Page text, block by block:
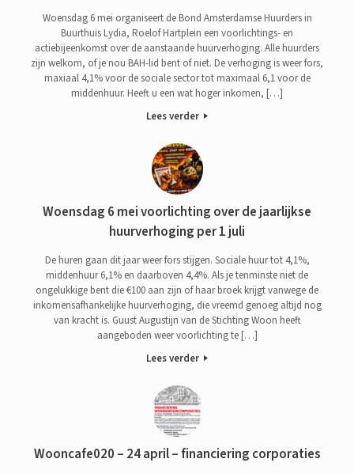
Woensdag 6 mei organiseert de Bond Amsterdamse Huurders in
Buurthuis Lydia, Roelof Hartplein een voorlichtings- en
actiebijeenkomst over de aanstaande huurverhoging. Alle huurders
zijn welkom, of je nou BAH-lid bent of niet. De verhoging is weer fors,
maxiaal 4,1% voor de sociale sector tot maximaal 6,1 voor de
middenhuur. Heeft u een wat hoger inkomen, […]
Lees verder
Woensdag 6 mei voorlichting over de jaarlijkse
huurverhoging per 1 juli
De huren gaan dit jaar weer fors stijgen. Sociale huur tot 4,1%,
middenhuur 6,1% en daarboven 4,4%. Als je tenminste niet de
ongelukkige bent die €100 aan zijn of haar broek krijgt vanwege de
inkomensafhankelijke huurverhoging, die vreemd genoeg altijd nog
van kracht is. Guust Augustijn van de Stichting Woon heeft
aangeboden weer voorlichting te […]
Lees verder
Wooncafe020 – 24 april – financiering corporaties